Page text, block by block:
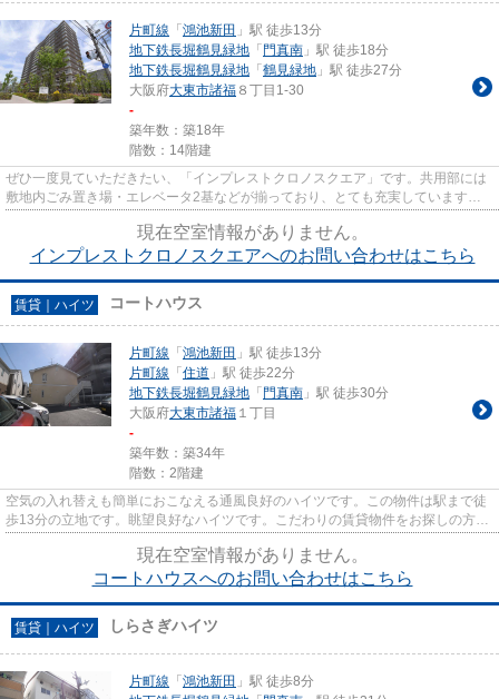
片町線 「 鴻池新田 」駅 徒歩13分
地下鉄長堀鶴見緑地 「 門真南 」駅 徒歩18分
地下鉄長堀鶴見緑地 「 鶴見緑地 」駅 徒歩27分
大阪府大東市諸福 ８丁目1-30
-
築年数：築18年
階数：14階建
ぜひ一度見ていただきたい、「インプレストクロノスクエア」です。共用部には
敷地内ごみ置き場・エレベータ2基などが揃っており、とても充実しています。
現在空室情報がありません。
インプレストクロノスクエアへのお問い合わせはこちら
賃貸｜ハイツ コートハウス
片町線 「 鴻池新田 」駅 徒歩13分
片町線 「 住道 」駅 徒歩22分
地下鉄長堀鶴見緑地 「 門真南 」駅 徒歩30分
大阪府大東市諸福 １丁目
-
築年数：築34年
階数：2階建
空気の入れ替えも簡単におこなえる通風良好のハイツです。この物件は駅まで徒
歩13分の立地です。眺望良好なハイツです。こだわりの賃貸物件をお探しの方
現在空室情報がありません。
コートハウスへのお問い合わせはこちら
賃貸｜ハイツ しらさぎハイツ
片町線 「 鴻池新田 」駅 徒歩8分